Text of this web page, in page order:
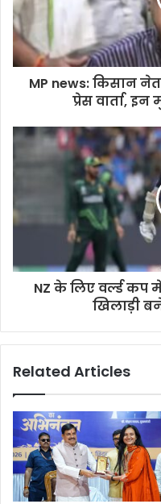
MP news: किसान
प्रेस वार्ता,
NZ के लिए वर्ल्ड कप
खिलाड़ी
Related Articles